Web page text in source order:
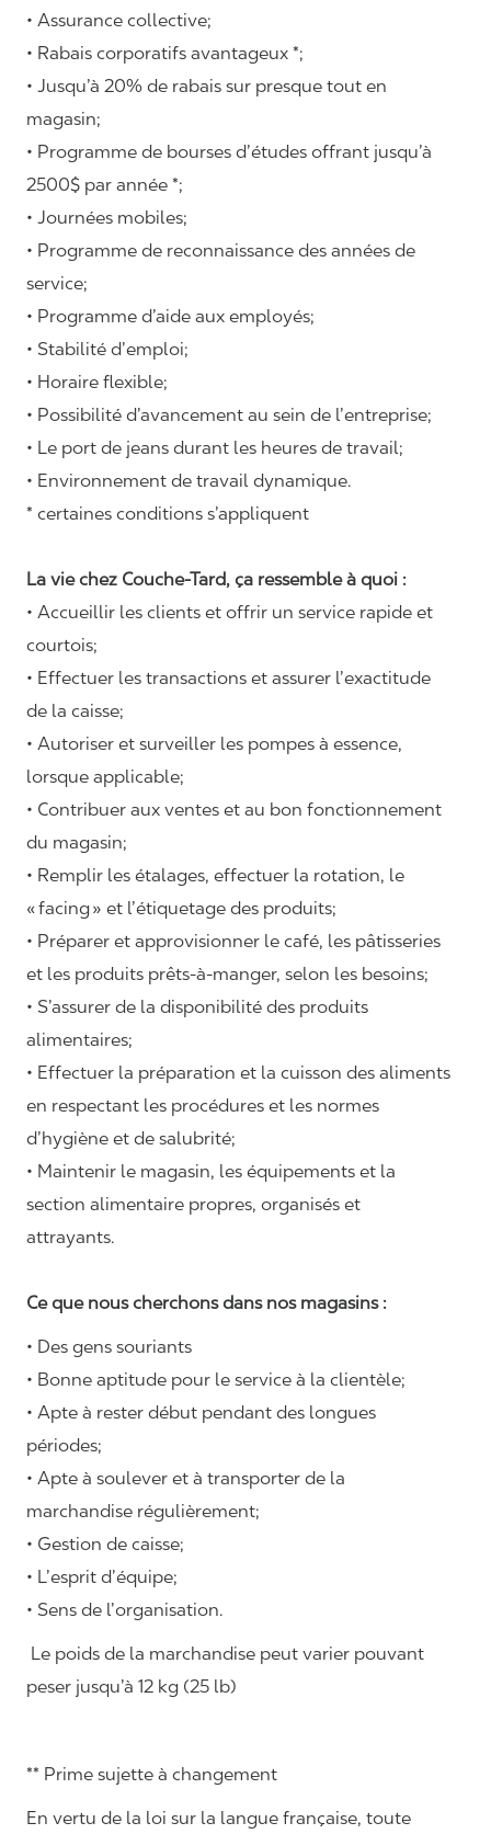
• Assurance collective;
• Rabais corporatifs avantageux *;
• Jusqu’à 20% de rabais sur presque tout en
magasin;
• Programme de bourses d’études offrant jusqu’à
2500$ par année *;
• Journées mobiles;
• Programme de reconnaissance des années de
service;
• Programme d’aide aux employés;
• Stabilité d’emploi;
• Horaire flexible;
• Possibilité d’avancement au sein de l’entreprise;
• Le port de jeans durant les heures de travail;
• Environnement de travail dynamique.
* certaines conditions s’appliquent
La vie chez Couche-Tard, ça ressemble à quoi :
• Accueillir les clients et offrir un service rapide et
courtois;
• Effectuer les transactions et assurer l’exactitude
de la caisse;
• Autoriser et surveiller les pompes à essence,
lorsque applicable;
• Contribuer aux ventes et au bon fonctionnement
du magasin;
• Remplir les étalages, effectuer la rotation, le
«facing» et l’étiquetage des produits;
• Préparer et approvisionner le café, les pâtisseries
et les produits prêts-à-manger, selon les besoins;
• S’assurer de la disponibilité des produits
alimentaires;
• Effectuer la préparation et la cuisson des aliments
en respectant les procédures et les normes
d’hygiène et de salubrité;
• Maintenir le magasin, les équipements et la
section alimentaire propres, organisés et
attrayants.
Ce que nous cherchons dans nos magasins :
• Des gens souriants
• Bonne aptitude pour le service à la clientèle;
• Apte à rester début pendant des longues
périodes;
• Apte à soulever et à transporter de la
marchandise régulièrement;
• Gestion de caisse;
• L’esprit d’équipe;
• Sens de l’organisation.
Le poids de la marchandise peut varier pouvant
peser jusqu’à 12 kg (25 lb)
** Prime sujette à changement
En vertu de la loi sur la langue française, toute